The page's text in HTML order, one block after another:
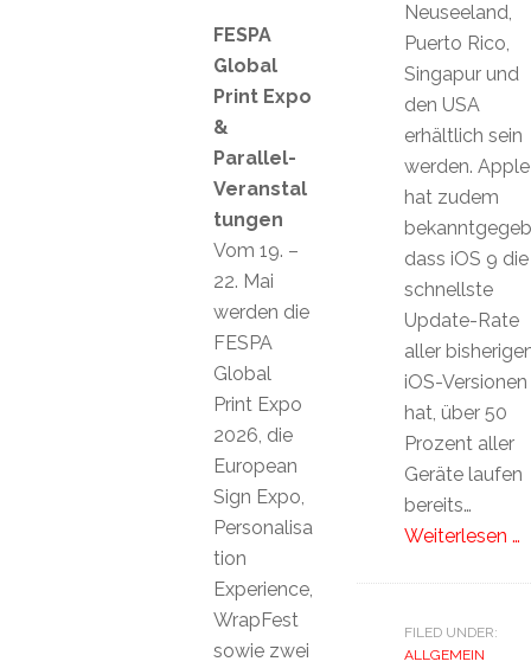
Neuseeland,
Puerto Rico,
Singapur und
den USA
erhältlich sein
werden. Apple
hat zudem
dass iOS 9 die
schnellste
Update-Rate
aller
iOS-Versionen
hat, über 50
Prozent aller
Geräte laufen
bereits…
Weiterlesen …
FILED UNDER:
ALLGEMEIN
FESPA
Global
Print Expo
&
Parallel-
Veranstal
tungen
Vom 19. –
22. Mai
werden die
FESPA
Global
Print Expo
2026, die
European
Sign Expo,
Personalisa
tion
Experience,
WrapFest
sowie zwei